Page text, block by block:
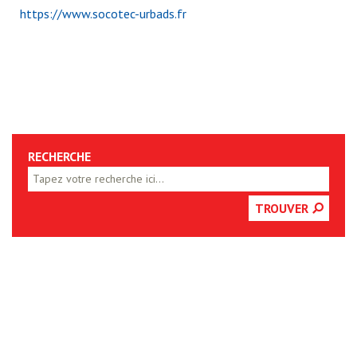
https://www.socotec-urbads.fr
RECHERCHE
TROUVER